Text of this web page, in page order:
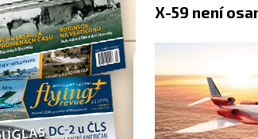
X-59 není